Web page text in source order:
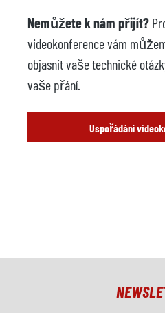
Nemůžete k nám přijít?
videokonference vám
objasnit vaše technické
vaše přání.
Uspořádání